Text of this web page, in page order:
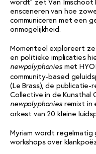
ensceneren van hoe
communiceren met een
onmogelijkheid.
Momenteel exploreert ze
en politieke implicaties
newpolyphoniesmet
community-based
(Le Brass), de
Collective in de Kunsthal
newpolyphoniesremixt in
orkest van 20 kleine
Myriam wordt
workshops over